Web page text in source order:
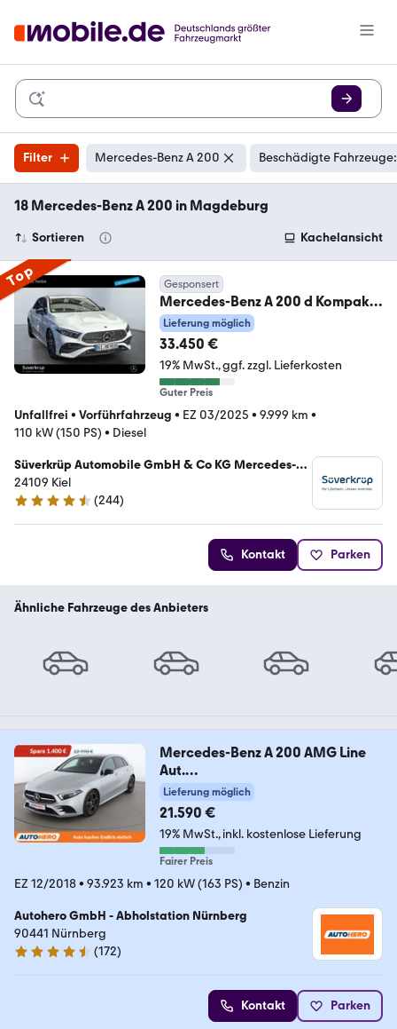
Filter Mercedes-Benz A 200 Beschädigte
18 Mercedes-Benz A 200 in Magdeburg
Sortieren Kachelansicht
Top Gesponsert
Mercedes-Benz A 200 d Kompakt
AMG NIGHT MULTI AHK DISTR
KAMERA
Lieferung möglich
33.450 €
19% MwSt. ggf. zzgl. Lieferkosten
Guter Preis
Unfallfrei • Vorführfahrzeug • EZ 03/2025 • 9.999 km •
110 kW (150 PS) • Diesel
Süverkrüp Automobile GmbH & Co KG Mercedes-
Benz Kiel
24109 Kiel
4.7 Sterne
(244)
Kontakt Parken
Ähnliche Fahrzeuge des Anbieters
Mercedes-Benz A 200 AMG Line
Aut.
*NAVI*VC*LED*360°*BURMESTER
Lieferung möglich
21.590 €
19% MwSt. inkl. kostenlose Lieferung
Fairer Preis
EZ 12/2018• 93.923 km • 120 kW (163 PS) • Benzin
Autohero GmbH - Abholstation Nürnberg
90441 Nürnberg
4.5 Sterne
(172)
Kontakt Parken